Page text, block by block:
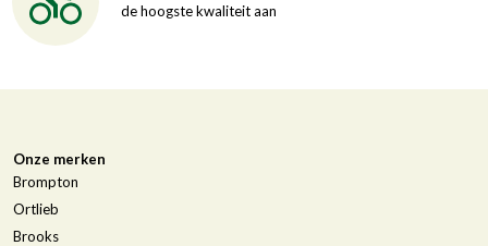
de hoogste kwaliteit aan
Onze merken
Brompton
Ortlieb
Brooks